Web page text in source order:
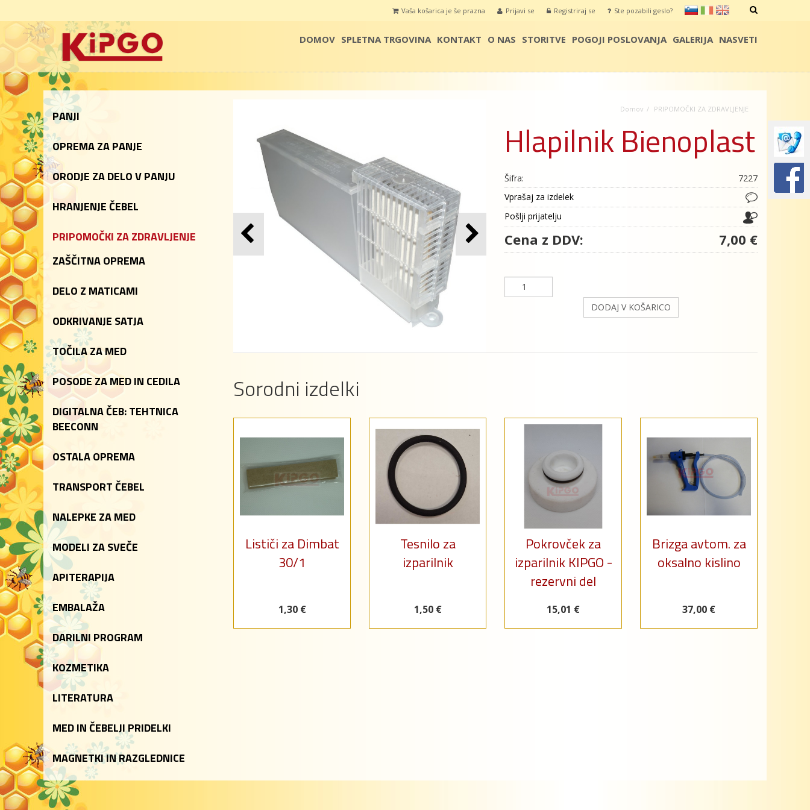
sl it en
Prijavi se Registriraj se Ste pozabili geslo?
Vaša košarica je še prazna
DOMOV SPLETNA TRGOVINA KONTAKT O NAS STORITVE POGOJI POSLOVANJA GALERIJA NASVETI
PANJI
OPREMA ZA PANJE
ORODJE ZA DELO V PANJU
HRANJENJE ČEBEL
PRIPOMOČKI ZA ZDRAVLJENJE
ZAŠČITNA OPREMA
DELO Z MATICAMI
ODKRIVANJE SATJA
TOČILA ZA MED
POSODE ZA MED IN CEDILA
DIGITALNA ČEB: TEHTNICA
BEECONN
OSTALA OPREMA
TRANSPORT ČEBEL
NALEPKE ZA MED
MODELI ZA SVEČE
APITERAPIJA
EMBALAŽA
DARILNI PROGRAM
KOZMETIKA
LITERATURA
MED IN ČEBELJI PRIDELKI
MAGNETKI IN RAZGLEDNICE
Domov PRIPOMOČKI ZA ZDRAVLJENJE
Hlapilnik Bienoplast
Šifra:
7227
Vprašaj za izdelek
Pošlji prijatelju
Cena z DDV: 7,00 €
DODAJ V KOŠARICO
Sorodni izdelki
Lističi za Dimbat
30/1
1,30 €
Tesnilo za
izparilnik
1,50 €
Pokrovček za
izparilnik KIPGO -
rezervni del
15,01 €
Brizga avtom. za
oksalno kislino
37,00 €